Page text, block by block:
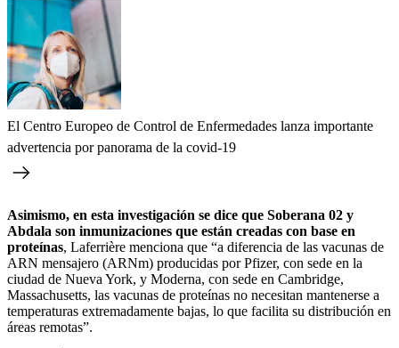
El Centro Europeo de Control de Enfermedades lanza importante
advertencia por panorama de la covid-19
Asimismo, en esta investigación se dice que Soberana 02 y
Abdala son inmunizaciones que están creadas con base en
proteínas, Laferrière menciona que “a diferencia de las vacunas de
ARN mensajero (ARNm) producidas por Pfizer, con sede en la
ciudad de Nueva York, y Moderna, con sede en Cambridge,
Massachusetts, las vacunas de proteínas no necesitan mantenerse a
temperaturas extremadamente bajas, lo que facilita su distribución en
áreas remotas”.